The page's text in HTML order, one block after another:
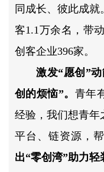
同成长、彼此成就
客1.1万余名，带
创客企业396家。
激发“愿创”
创的烦恼”。 青年
经验，我们想青年
平台、链资源，
出“零创湾”助力轻